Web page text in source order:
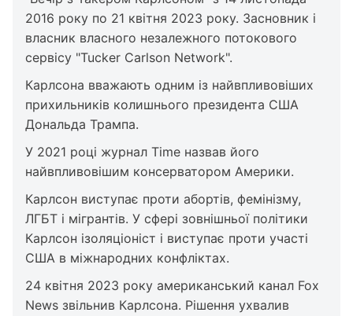
2016 року по 21 квітня 2023 року. Засновник і
власник власного незалежного потокового
сервісу "Tucker Carlson Network".
Карлсона вважають одним із найвпливовіших
прихильників колишнього президента США
Дональда Трампа.
У 2021 році журнал Time назвав його
найвпливовішим консерватором Америки.
Карлсон виступає проти абортів, фемінізму,
ЛГБТ і мігрантів. У сфері зовнішньої політики
Карлсон ізоляціоніст і виступає проти участі
США в міжнародних конфліктах.
24 квітня 2023 року американський канал Fox
News звільнив Карлсона. Рішення ухвалив